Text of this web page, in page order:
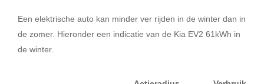
Een elektrische auto kan minder ver rijden in de winter dan in
de zomer. Hieronder een indicatie van de Kia EV2 61kWh in
de winter.